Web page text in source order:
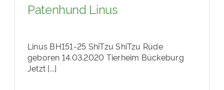
Patenhund Linus
Linus BH151-25 ShiTzu ShiTzu Rüde
geboren 14.03.2020 Tierheim Bückeburg
Jetzt [...]